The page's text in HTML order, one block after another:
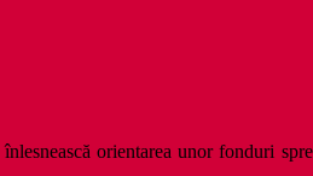
orientarea unor fonduri